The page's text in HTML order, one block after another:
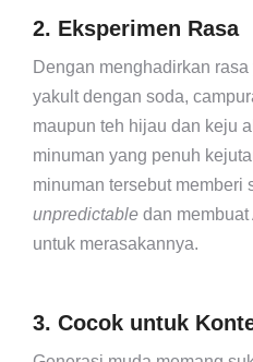
2. Eksperimen Rasa
Dengan menghadirkan
yakult dengan soda,
maupun teh hijau dan keju
minuman yang penuh
minuman tersebut memberi
unpredictable dan
untuk merasakannya.
3. Cocok untuk